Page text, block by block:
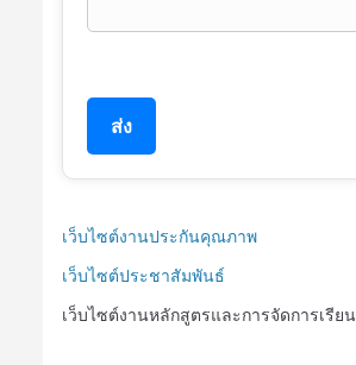
ส่ง
เว็บไซต์งานประกันคุณภาพ
เว็บไซต์ประชาสัมพันธ์
เว็บไซต์งานหลักสูตรและการจัดการเรีย